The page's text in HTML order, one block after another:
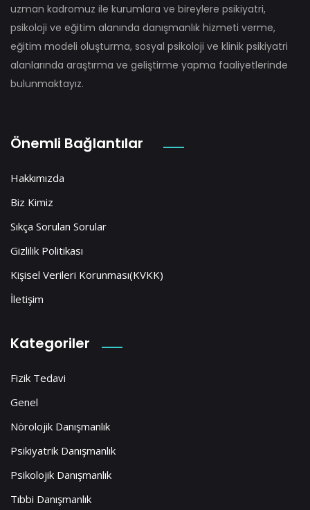
uzman kadromuz ile kurumlara ve bireylere psikiyatri,
psikoloji ve eğitim alanında danışmanlık hizmeti verme,
eğitim modeli oluşturma, sosyal psikoloji ve klinik psikiyatri
alanlarında araştırma ve geliştirme yapma faaliyetlerinde
bulunmaktayız.
Önemli Bağlantılar
Hakkımızda
Biz Kimiz
Sıkça Sorulan Sorular
Gizlilik Politikası
Kişisel Verileri Korunması(KVKK)
İletişim
Kategoriler
Fizik Tedavi
Genel
Nörolojik Danışmanlık
Psikiyatrik Danışmanlık
Psikolojik Danışmanlık
Tıbbi Danışmanlık